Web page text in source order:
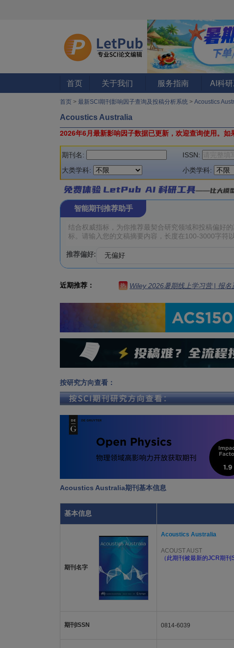
首页 关于我们 服务指南 AI科
首页 > 最新SCI期刊影响因子查询及投稿分析系统 > Acoustics
Acoustics Australia
2026年6月最新影响因子数据已更新，欢迎查询使用。 如
期刊名: ISSN:
大类学科:
小类学科:
智能期刊推荐助手
推荐偏好:
近期推荐： 热 Wiley 2026暑期线上学习营 | 报名
按研究方向查看：
Acoustics Australia期刊基本信息
基本信息
期刊名字
Acoustics Australia
ACOUST AUST
（此期刊被最新的JCR期刊
期刊ISSN 0814-6039